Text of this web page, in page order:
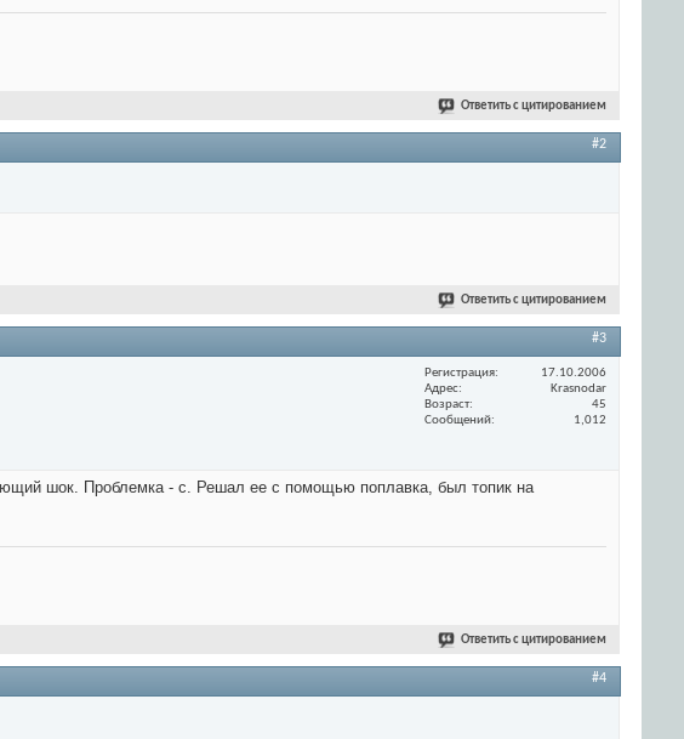
Ответить с цитированием
#2
Ответить с цитированием
#3
Регистрация
17.10.2006
Адрес
Krasnodar
Возраст
45
Сообщений
1,012
шок. Проблемка - с. Решал ее с помощью поплавка, был топик на
Ответить с цитированием
#4